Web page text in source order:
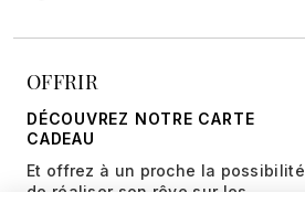
OFFRIR
DÉCOUVREZ NOTRE CARTE
CADEAU
Et offrez à un proche la possibilité
de réaliser son rêve sur les